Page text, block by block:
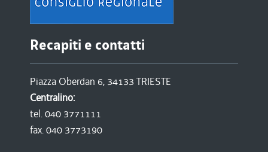
Recapiti e contatti
Piazza Oberdan 6, 34133 TRIESTE
Centralino:
tel. 040 3771111
fax. 040 3773190